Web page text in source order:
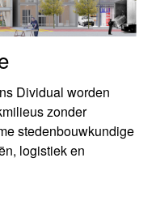
Dividual worden
zonder
stedenbouwkundige
logistiek en
op het